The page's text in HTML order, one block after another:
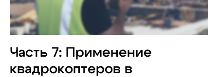
Часть 7: Применение
квадрокоптеров в